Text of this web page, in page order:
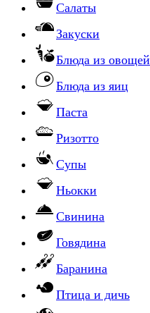
Салаты
Закуски
Блюда из овощей
Блюда из яиц
Паста
Ризотто
Супы
Ньокки
Свинина
Говядина
Баранина
Птица и дичь